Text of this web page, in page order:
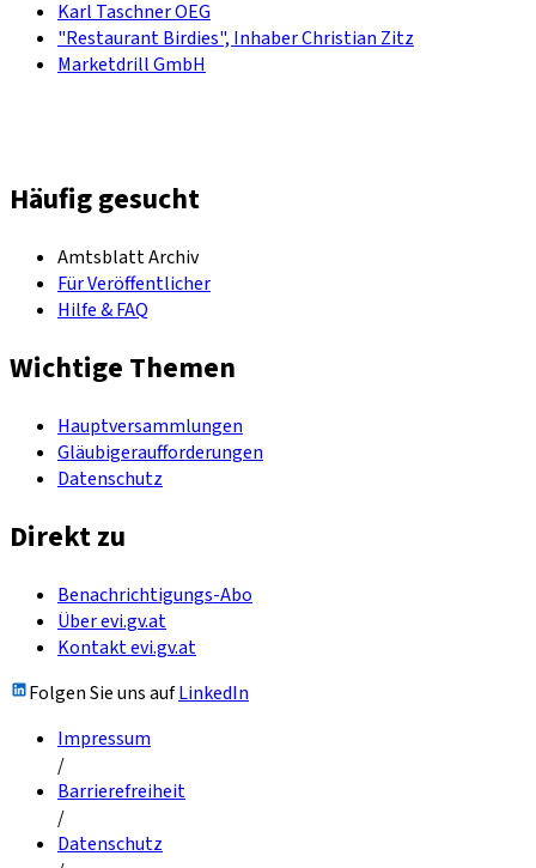
Karl Taschner OEG
"Restaurant Birdies", Inhaber Christian Zitz
Marketdrill GmbH
Häufig gesucht
Amtsblatt Archiv
Für Veröffentlicher
Hilfe & FAQ
Wichtige Themen
Hauptversammlungen
Gläubigeraufforderungen
Datenschutz
Direkt zu
Benachrichtigungs-Abo
Über evi.gv.at
Kontakt evi.gv.at
Folgen Sie uns aufLinkedIn
Impressum
/
Barrierefreiheit
/
Datenschutz